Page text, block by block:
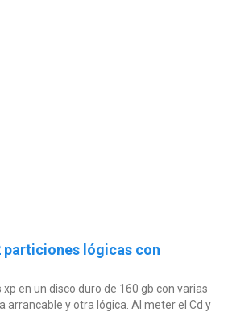
particiones lógicas con
en un disco duro de 160 gb con varias
arrancable y otra lógica. Al meter el Cd y